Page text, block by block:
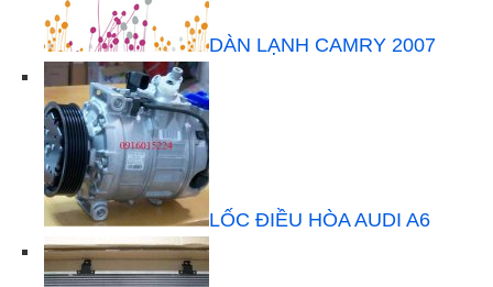
DÀN LẠNH CAMRY 2007
LỐC ĐIỀU HÒA AUDI A6